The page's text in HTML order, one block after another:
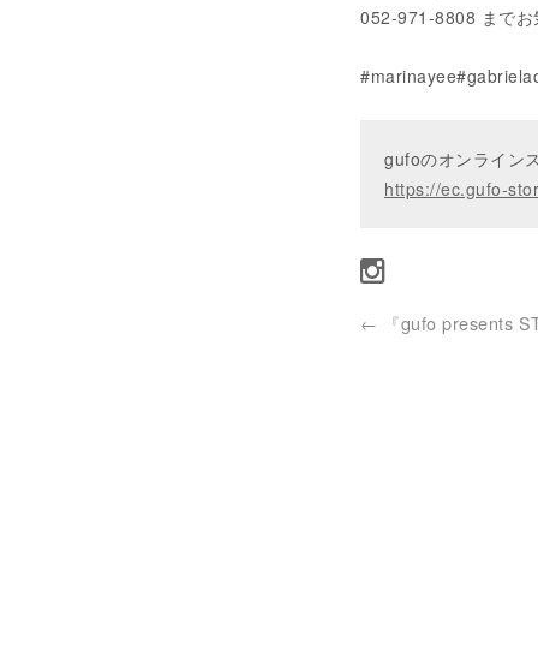
052-971-8808 までお
gufoのオンライン
https://ec.gufo-
← 『gufo presents